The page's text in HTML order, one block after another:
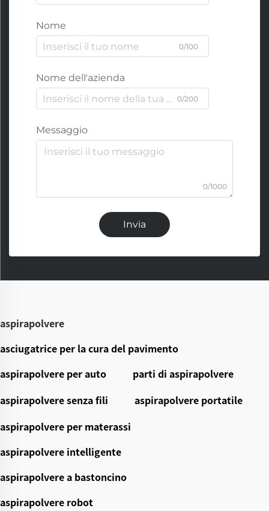
Nome
0/100
Nome dell'azienda
0/200
Messaggio
0/1000
Invia
aspirapolvere
asciugatrice per la cura del pavimento
aspirapolvere per auto
parti di aspirapolvere
aspirapolvere senza fili
aspirapolvere portatile
aspirapolvere per materassi
aspirapolvere intelligente
aspirapolvere a bastoncino
aspirapolvere robot